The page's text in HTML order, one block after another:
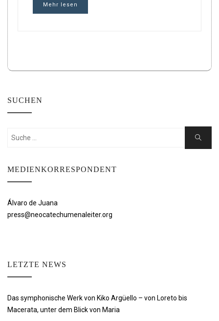
Mehr lesen
SUCHEN
Suchen
Suche
MEDIENKORRESPONDENT
Álvaro de Juana
press@neocatechumenaleiter.org
LETZTE NEWS
Das symphonische Werk von Kiko Argüello – von Loreto bis
Macerata, unter dem Blick von Maria